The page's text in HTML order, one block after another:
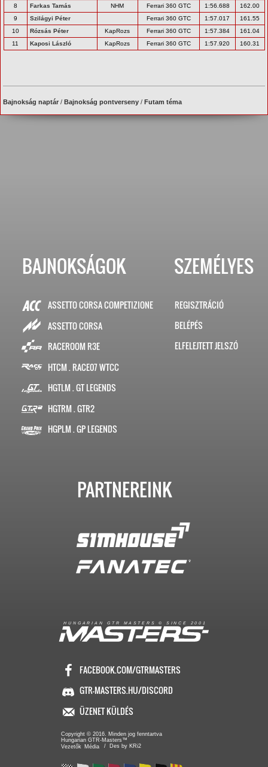
8
Farkas Tamás NHM Ferrari 360 GTC 1:56.688
162.00
9
Szilágyi Péter Ferrari 360 GTC 1:57.017
161.55
10
Rózsás Péter KapRozs Ferrari 360 GTC 1:57.384
161.04
11
Kaposi László KapRozs Ferrari 360 GTC 1:57.920 160.31
Bajnokság naptár /Bajnokság pontverseny /Futam téma
BAJNOKSÁGOK
ASSETTO CORSA COMPETIZIONE
ASSETTO CORSA
RACEROOM R3E
HTCM . RACE07 WTCC
HGTLM . GT LEGENDS
HGTRM . GTR2
HGPLM . GP LEGENDS
SZEMÉLYES
REGISZTRÁCIÓ
BELÉPÉS
ELFELEJTETT JELSZÓ
PARTNEREINK
H U N G A R I A N G T R M A S T E R S © S I N C E 2 0 0 1
FACEBOOK.COM/GTRMASTERS
GTR-MASTERS.HU/DISCORD
ÜZENET KÜLDÉS
Copyright © 2016. Minden jog fenntartva
Hungarian GTR-Masters™
Vezetők
Média / Des by KRi2